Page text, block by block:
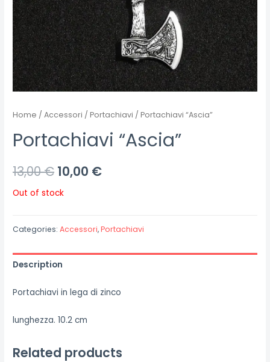
Home /Accessori /Portachiavi / Portachiavi “Ascia”
Portachiavi “Ascia”
13,00€ 10,00 €
Out of stock
Categories:Accessori,Portachiavi
Description
Portachiavi in lega di zinco
lunghezza. 10.2 cm
Related products